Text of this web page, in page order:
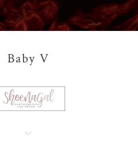
Baby V